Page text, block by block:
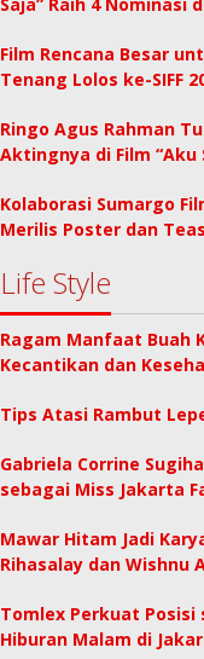
Saja” Raih 4 Nominasi
Film Rencana Besar
Tenang Lolos ke-SIFF
Ringo Agus Rahman
Aktingnya di Film
Kolaborasi Sumargo
Merilis Poster dan
Life Style
Ragam Manfaat Buah
Kecantikan dan
Tips Atasi Rambut
Gabriela Corrine
sebagai Miss Jakarta
Mawar Hitam Jadi
Rihasalay dan Wishnu
Tomlex Perkuat
Hiburan Malam di